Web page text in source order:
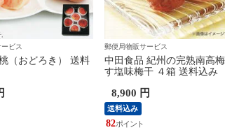
ビス
（おどろき） 送料
郵便局物販サービス
中田食品 紀州の完熟南高梅
す塩味梅干 ４箱 送料込み
8,900 円
送料込み
82